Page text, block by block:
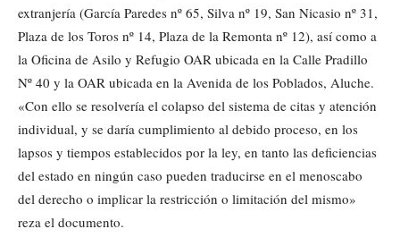
extranjería (García Paredes nº 65, Silva nº 19, San Nicasio nº 31,
Plaza de los Toros nº 14, Plaza de la Remonta nº 12), así como a
la Oficina de Asilo y Refugio OAR ubicada en la Calle Pradillo
Nº 40 y la OAR ubicada en la Avenida de los Poblados, Aluche.
«Con ello se resolvería el colapso del sistema de citas y atención
individual, y se daría cumplimiento al debido proceso, en los
lapsos y tiempos establecidos por la ley, en tanto las deficiencias
del estado en ningún caso pueden traducirse en el menoscabo
del derecho o implicar la restricción o limitación del mismo»
reza el documento.